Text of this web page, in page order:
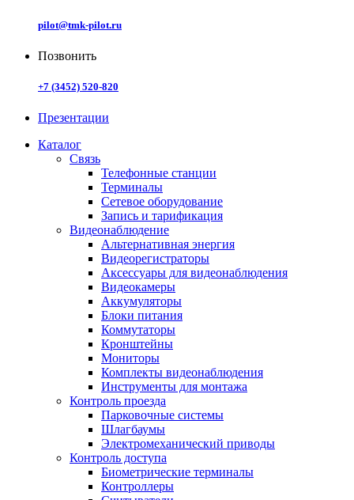
pilot@tmk-pilot.ru
Позвонить
+7 (3452) 520-820
Презентации
Каталог
Связь
Телефонные станции
Терминалы
Сетевое оборудование
Запись и тарификация
Видеонаблюдение
Альтернативная энергия
Видеорегистраторы
Аксессуары для видеонаблюдения
Видеокамеры
Аккумуляторы
Блоки питания
Коммутаторы
Кронштейны
Мониторы
Комплекты видеонаблюдения
Инструменты для монтажа
Контроль проезда
Парковочные системы
Шлагбаумы
Электромеханический приводы
Контроль доступа
Биометрические терминалы
Контроллеры